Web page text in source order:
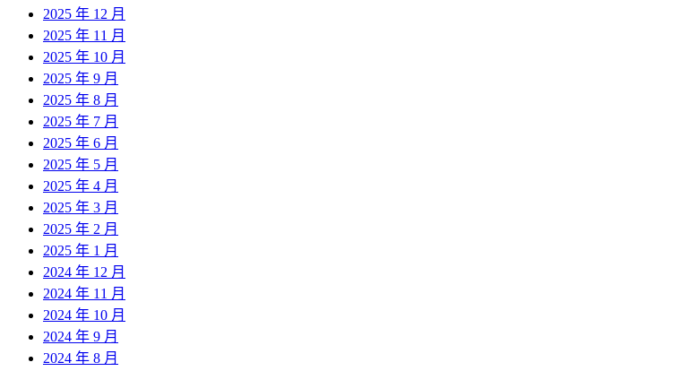
2025 年 12 月
2025 年 11 月
2025 年 10 月
2025 年 9 月
2025 年 8 月
2025 年 7 月
2025 年 6 月
2025 年 5 月
2025 年 4 月
2025 年 3 月
2025 年 2 月
2025 年 1 月
2024 年 12 月
2024 年 11 月
2024 年 10 月
2024 年 9 月
2024 年 8 月